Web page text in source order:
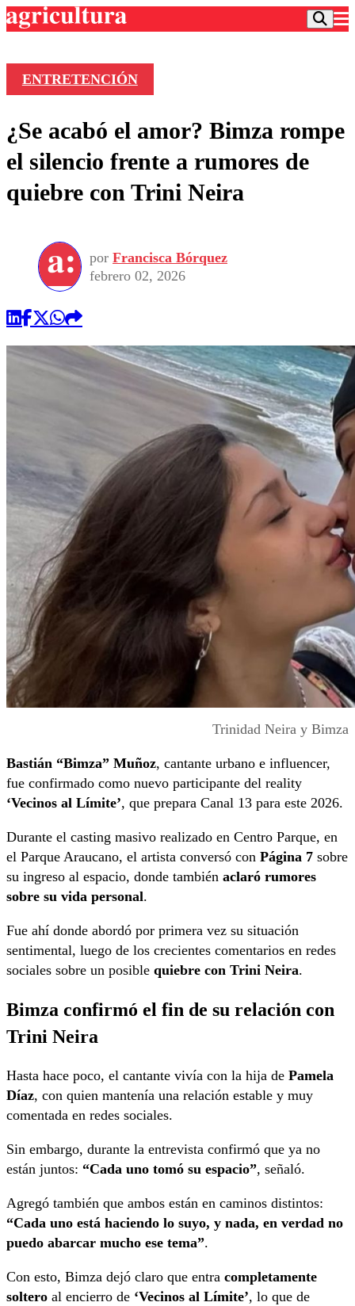
Frecuencias
Agricultura TV
Deportes
Colo Colo
Seleccion Chilena
Torneo Internacional
Universidad de Chile
Entretención
Economía
Internacional
Sustentabilidad
Publicaciones en medios
Opinión
ENTRETENCIÓN
¿Se acabó el amor? Bimza rompe
el silencio frente a rumores de
quiebre con Trini Neira
por Francisca Bórquez
febrero 02, 2026
Trinidad Neira y Bimza
Bastián “Bimza” Muñoz, cantante urbano e influencer,
fue confirmado como nuevo participante del reality
‘Vecinos al Límite’, que prepara Canal 13 para este 2026.
Durante el casting masivo realizado en Centro Parque, en
el Parque Araucano, el artista conversó con Página 7 sobre
su ingreso al espacio, donde también aclaró rumores
sobre su vida personal.
Fue ahí donde abordó por primera vez su situación
sentimental, luego de los crecientes comentarios en redes
sociales sobre un posible quiebre con Trini Neira.
Bimza confirmó el fin de su relación con
Trini Neira
Hasta hace poco, el cantante vivía con la hija de Pamela
Díaz, con quien mantenía una relación estable y muy
comentada en redes sociales.
Sin embargo, durante la entrevista confirmó que ya no
están juntos: “Cada uno tomó su espacio”, señaló.
Agregó también que ambos están en caminos distintos:
“Cada uno está haciendo lo suyo, y nada, en verdad no
puedo abarcar mucho ese tema”.
Con esto, Bimza dejó claro que entra completamente
soltero al encierro de ‘Vecinos al Límite’, lo que de